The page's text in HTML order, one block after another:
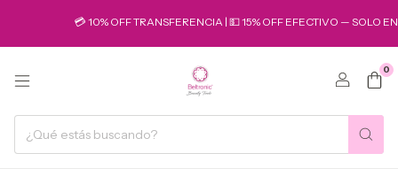
💳 10% OFF TRANSFERENCIA | 💵 15% OFF EFECTIVO — SOLO EN
0